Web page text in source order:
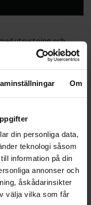
Om
din personliga data,
teknologi såsom
information på din
annonser och
åskådarinsikter
välja vilka som får
utrustning och
och basförstärkare
Ofta finns också en
hyra en tom lokal
också kännas skönt
andra band man
musikhandläggare